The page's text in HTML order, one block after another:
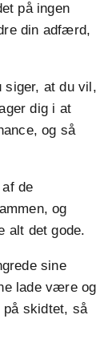
på ingen
din adfærd,
at du vil,
dig i at
og så
de
og
alt det gode.
sine
lade være og
skidtet, så